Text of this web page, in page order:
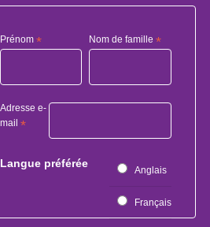
Prénom * Nom de famille *
Adresse e-
mail *
Langue préférée
Anglais
Français